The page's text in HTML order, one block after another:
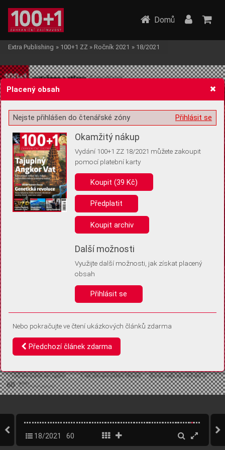
Žádost o souhlas s ukládáním volitelných informací
Pro základní fungování webu nepotřebujeme ukládat žádné informace
(tzv. cookies apod.). Rádi bychom vás ale požádali o souhlas s
uložením volitelných informací:
Anonymní unikátní ID
Díky němu příště poznáme, že se jedná o stejné zařízení, a
Identifikátor je zcela anonymní.
Vaše souhlasy a odmítnutí si ukládáme do vašeho zařízení, abychom se
vás už příště znovu neptali. Můžete je kdykoli později upravit ve Správě
Domů
Extra Publishing » 100+1 ZZ » Ročník 2021 » 18/2021
18/2021 60
Placený obsah
Přihlásit se
Nejste přihlášen do čtenářské zóny
Okamžitý nákup
Vydání 100+1 ZZ 18/2021 můžete zakoupit
pomocí platební karty
Koupit (39 Kč)
Předplatit
Koupit archiv
Další možnosti
Využijte další možnosti, jak získat placený
obsah
Přihlásit se
Nebo pokračujte ve čtení ukázkových článků zdarma
Předchozí článek zdarma